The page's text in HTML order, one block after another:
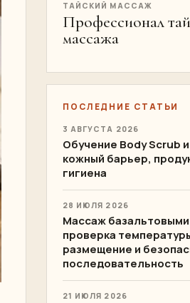
ТАЙСКИЙ МАССАЖ
Профессионал
массажа
ПОСЛЕДНИЕ СТАТЬИ
3 АВГУСТА 2026
Обучение Body Scrub
кожный барьер,
гигиена
28 ИЮЛЯ 2026
Массаж
проверка
размещение и
последовательность
21 ИЮЛЯ 2026